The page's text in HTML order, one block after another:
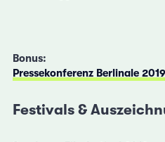
Bonus:
Pressekonferenz Berlinale 2019
Festivals &